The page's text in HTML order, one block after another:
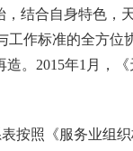
结合自身特色，
工作标准的全方位
。 2015年1 月，
按照《服务业组织